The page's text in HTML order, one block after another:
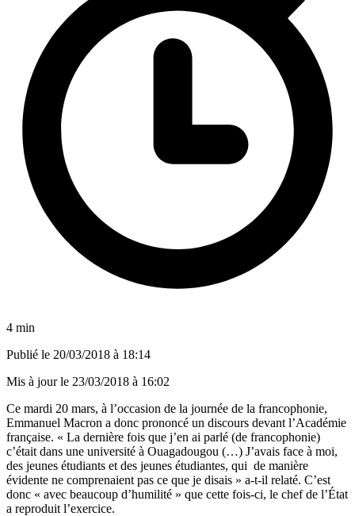
4 min
Publié le 20/03/2018 à 18:14
Mis à jour le 23/03/2018 à 16:02
Ce mardi 20 mars, à l’occasion de la journée de la francophonie,
Emmanuel Macron a donc prononcé un discours devant l’Académie
française. « La dernière fois que j’en ai parlé (de francophonie)
c’était dans une université à Ouagadougou (…) J’avais face à moi,
des jeunes étudiants et des jeunes étudiantes, qui de manière
évidente ne comprenaient pas ce que je disais » a-t-il relaté. C’est
donc « avec beaucoup d’humilité » que cette fois-ci, le chef de l’État
a reproduit l’exercice.